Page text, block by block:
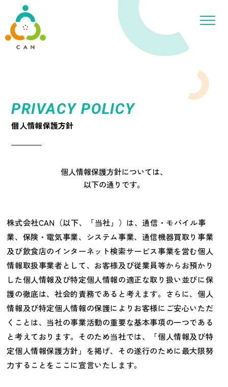
PRIVACY POLICY
個人情報保護方針
個人情報保護方針については、
以下の通りです。
株式会社CAN（以下、「当社」）は、通信・モバイル事
業、保険・電気事業、システム事業、通信機器買取り事業
及び飲食店のインターネット検索サービス事業を営む個人
情報取扱事業者として、お客様及び従業員等からお預かり
した個人情報及び特定個人情報の適正な取り扱い並びに保
護の徹底は、社会的責務であると考えます。さらに、個人
情報及び特定個人情報の保護によりお客様にご安心いただ
くことは、当社の事業活動の重要な基本事項の一つである
と考えております。そのため当社では、「個人情報及び特
定個人情報保護方針」を掲げ、その遂行のために最大限努
力することをここに宣言いたします。